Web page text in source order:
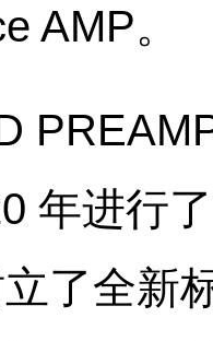
AMP。
年进行
了全新